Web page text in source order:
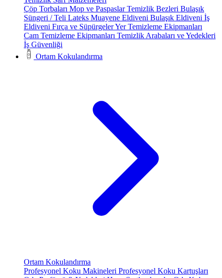
Çöp Torbaları Mop ve PaspaslarTemizlik Bezleri Bulaşık
Süngeri / Teli Lateks Muayene Eldiveni Bulaşık Eldiveni İş
Eldiveni Fırça ve SüpürgelerYer Temizleme Ekipmanları
Cam Temizleme Ekipmanları Temizlik Arabaları ve Yedekleri
İş Güvenliği
Ortam Kokulandırma
Ortam Kokulandırma
Profesyonel Koku Makineleri Profesyonel Koku Kartuşları